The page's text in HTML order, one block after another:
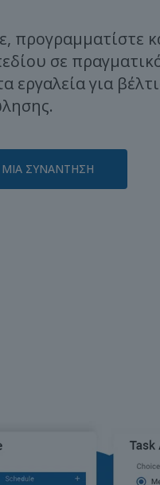
προγραμματίστε
σε
εργαλεία για
ΜΙΑ ΣΥΝΑΝΤΗΣΗ